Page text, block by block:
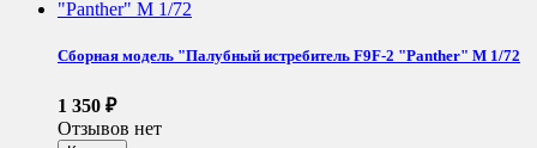
Сборная модель "Палубный истребитель F9F-2 "Panther" М 1/72
1 350 ₽
Отзывов нет